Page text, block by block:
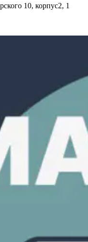
10, корпус2, 1